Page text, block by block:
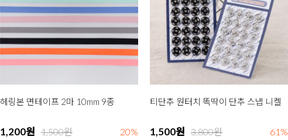
헤링본 면테이프 2마 10mm 9종
1,200원 1,500원 20%
티단추 원터치 똑딱이 단추 스냅 니켈
1,500원 3,800원 61%